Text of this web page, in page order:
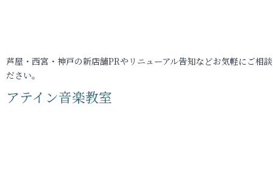
芦屋・西宮・神戸の新店舗PRやリニューアル告知などお気軽にご相
ださい。
アテイン音楽教室